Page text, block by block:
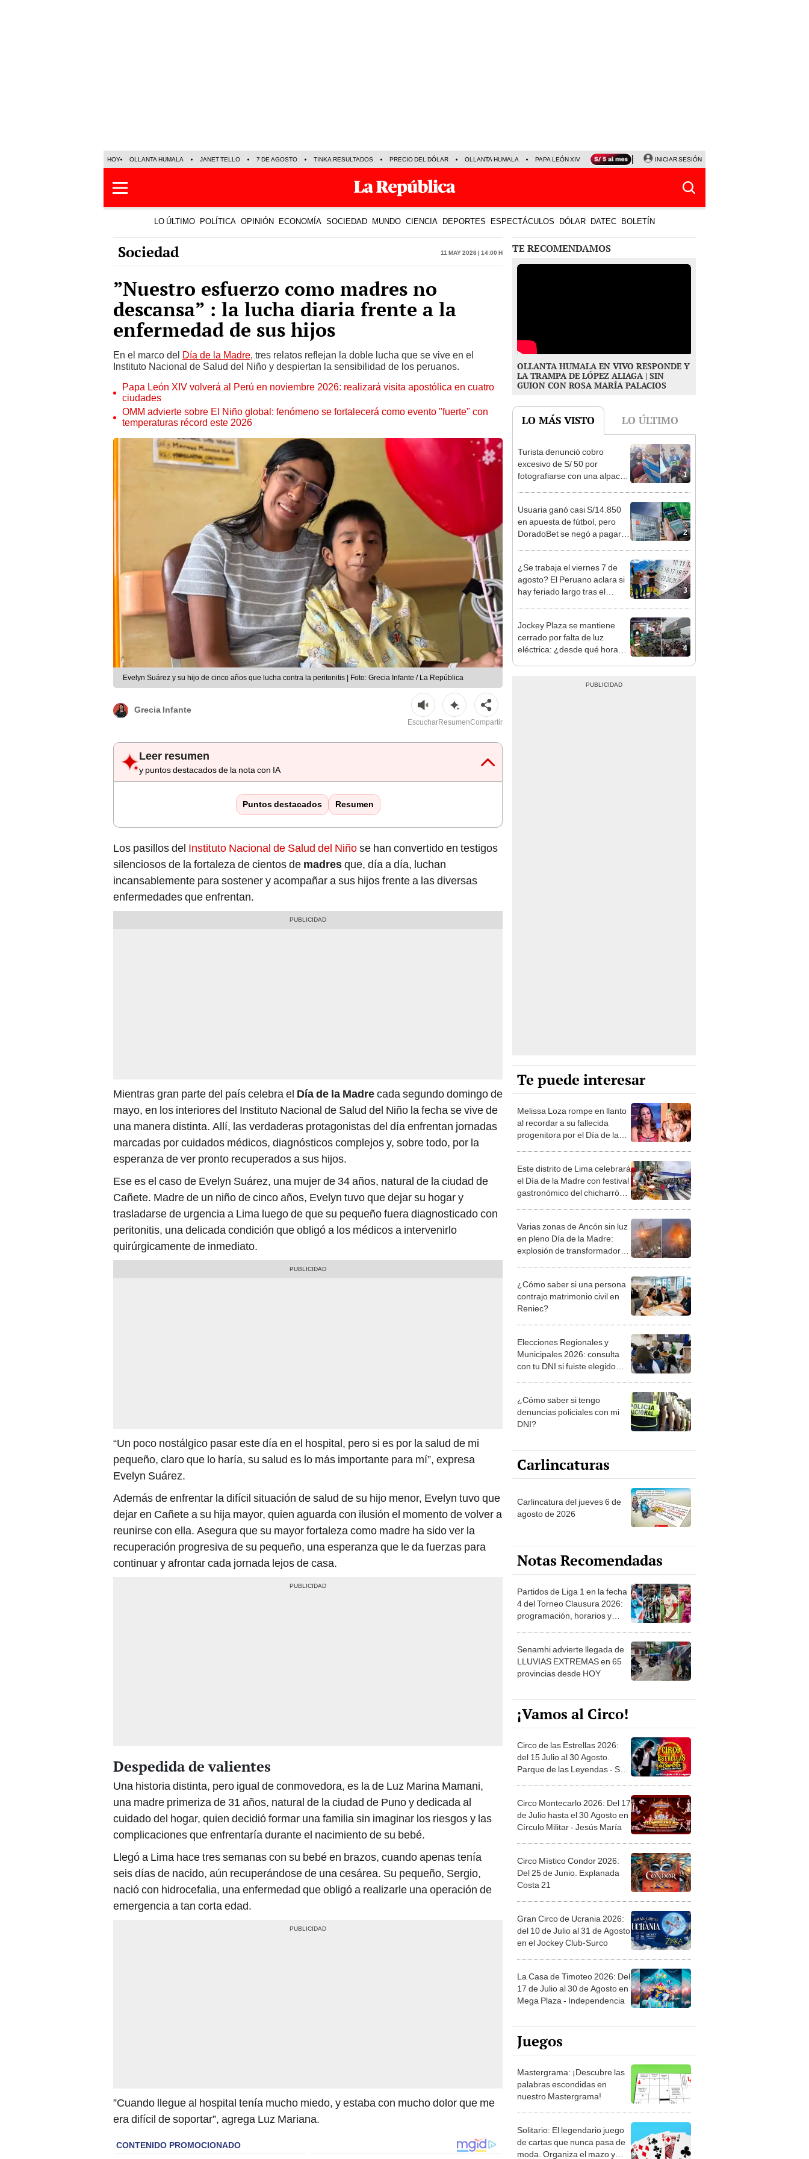
HOY OLLANTA HUMALA JANET TELLO 7 DE AGOSTO TINKA RESULTADOS PRECIO DEL DÓLAR OLLANTA HUMALA PAPA LEÓN XIV NALDY SALDAÑA LA BELLA LUZ
INICIAR SESIÓN
LO ÚLTIMO POLÍTICA OPINIÓN ECONOMÍA SOCIEDAD MUNDO CIENCIA DEPORTES ESPECTÁCULOS DÓLAR DATEC BOLETÍN
Sociedad 11 May 2026 | 14:00 h
”Nuestro esfuerzo como madres no
descansa” : la lucha diaria frente a la
enfermedad de sus hijos
En el marco del Día de la Madre, tres relatos reflejan la doble lucha que se vive en el
Instituto Nacional de Salud del Niño y despiertan la sensibilidad de los peruanos.
Papa León XIV volverá al Perú en noviembre 2026: realizará visita apostólica en cuatro
ciudades
OMM advierte sobre El Niño global: fenómeno se fortalecerá como evento "fuerte" con
temperaturas récord este 2026
Evelyn Suárez y su hijo de cinco años que lucha contra la peritonitis | Foto: Grecia Infante / La República
Grecia Infante
EscucharResumenCompartir
Leer resumen
y puntos destacados de la nota con IA
Puntos destacados Resumen
Los pasillos del Instituto Nacional de Salud del Niñose han convertido en testigos
silenciosos de la fortaleza de cientos de madresque, día a día, luchan
incansablemente para sostener y acompañar a sus hijos frente a las diversas
enfermedades que enfrentan.
Mientras gran parte del país celebra el Día de la Madrecada segundo domingo de
mayo, en los interiores del Instituto Nacional de Salud del Niño la fecha se vive de
una manera distinta. Allí, las verdaderas protagonistas del día enfrentan jornadas
marcadas por cuidados médicos, diagnósticos complejos y, sobre todo, por la
esperanza de ver pronto recuperados a sus hijos.
Ese es el caso de Evelyn Suárez, una mujer de 34 años, natural de la ciudad de
Cañete. Madre de un niño de cinco años, Evelyn tuvo que dejar su hogar y
trasladarse de urgencia a Lima luego de que su pequeño fuera diagnosticado con
peritonitis, una delicada condición que obligó a los médicos a intervenirlo
quirúrgicamente de inmediato.
“Un poco nostálgico pasar este día en el hospital, pero si es por la salud de mi
pequeño, claro que lo haría, su salud es lo más importante para mí”, expresa
Evelyn Suárez.
Además de enfrentar la difícil situación de salud de su hijo menor, Evelyn tuvo que
dejar en Cañete a su hija mayor, quien aguarda con ilusión el momento de volver a
reunirse con ella. Asegura que su mayor fortaleza como madre ha sido ver la
recuperación progresiva de su pequeño, una esperanza que le da fuerzas para
continuar y afrontar cada jornada lejos de casa.
Despedida de valientes
Una historia distinta, pero igual de conmovedora, es la de Luz Marina Mamani,
una madre primeriza de 31 años, natural de la ciudad de Puno y dedicada al
cuidado del hogar, quien decidió formar una familia sin imaginar los riesgos y las
complicaciones que enfrentaría durante el nacimiento de su bebé.
Llegó a Lima hace tres semanas con su bebé en brazos, cuando apenas tenía
seis días de nacido, aún recuperándose de una cesárea. Su pequeño, Sergio,
nació con hidrocefalia, una enfermedad que obligó a realizarle una operación de
emergencia a tan corta edad.
”Cuando llegue al hospital tenía mucho miedo, y estaba con mucho dolor que me
era difícil de soportar”, agrega Luz Mariana.
TE RECOMENDAMOS
OLLANTA HUMALA EN VIVO RESPONDE Y
LA TRAMPA DE LÓPEZ ALIAGA | SIN
GUION CON ROSA MARÍA PALACIOS
LO MÁS VISTO LO ÚLTIMO
1
Turista denunció cobro
excesivo de S/ 50 por
fotografiarse con una alpaca
2
Usuaria ganó casi S/14.850
en apuesta de fútbol, pero
DoradoBet se negó a pagar:
3
¿Se trabaja el viernes 7 de
agosto? El Peruano aclara si
hay feriado largo tras el
4
Jockey Plaza se mantiene
cerrado por falta de luz
eléctrica: ¿desde qué hora
Te puede interesar
Melissa Loza rompe en llanto
al recordar a su fallecida
progenitora por el Día de la
Este distrito de Lima celebrará
el Día de la Madre con festival
gastronómico del chicharrón:
Varias zonas de Ancón sin luz
en pleno Día de la Madre:
explosión de transformador
¿Cómo saber si una persona
contrajo matrimonio civil en
Reniec?
Elecciones Regionales y
Municipales 2026: consulta
con tu DNI si fuiste elegido
la ONPE
¿Cómo saber si tengo
denuncias policiales con mi
DNI?
Carlincaturas
Carlincatura del jueves 6 de
agosto de 2026
Notas Recomendadas
Partidos de Liga 1 en la fecha
4 del Torneo Clausura 2026:
programación, horarios y
Senamhi advierte llegada de
LLUVIAS EXTREMAS en 65
provincias desde HOY
¡Vamos al Circo!
Circo de las Estrellas 2026:
del 15 Julio al 30 Agosto.
Parque de las Leyendas - San
Circo Montecarlo 2026: Del 17
de Julio hasta el 30 Agosto en
Círculo Militar - Jesús María
Circo Místico Condor 2026:
Del 25 de Junio. Explanada
Costa 21
Gran Circo de Ucrania 2026:
del 10 de Julio al 31 de Agosto
en el Jockey Club-Surco
La Casa de Timoteo 2026: Del
17 de Julio al 30 de Agosto en
Mega Plaza - Independencia
Juegos
Mastergrama: ¡Descubre las
palabras escondidas en
nuestro Mastergrama!
Solitario: El legendario juego
de cartas que nunca pasa de
moda. Organiza el mazo y